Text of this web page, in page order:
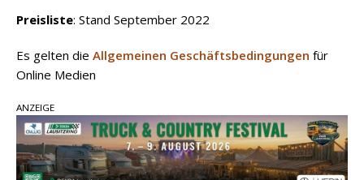
Preisliste: Stand September 2022
Es gelten die Allgemeinen Geschäftsbedingungen für
Online Medien
ANZEIGE